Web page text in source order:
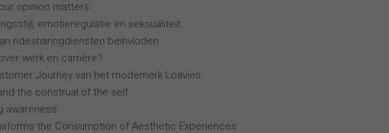
opinion matters
emotieregulatie en seksualiteit
ridesharingdiensten beïnvloden
werk en carrière?
Journey van het modemerk Loavies
the construal of the self
awareness
the Consumption of Aesthetic Experiences